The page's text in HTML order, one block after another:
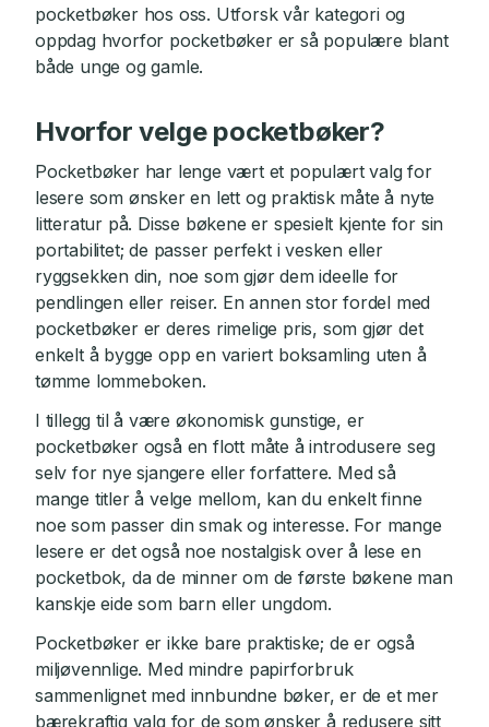
pocketbøker hos oss. Utforsk vår kategori og
oppdag hvorfor pocketbøker er så populære blant
både unge og gamle.
Hvorfor velge pocketbøker?
Pocketbøker har lenge vært et populært valg for
lesere som ønsker en lett og praktisk måte å nyte
litteratur på. Disse bøkene er spesielt kjente for sin
portabilitet; de passer perfekt i vesken eller
ryggsekken din, noe som gjør dem ideelle for
pendlingen eller reiser. En annen stor fordel med
pocketbøker er deres rimelige pris, som gjør det
enkelt å bygge opp en variert boksamling uten å
tømme lommeboken.
I tillegg til å være økonomisk gunstige, er
pocketbøker også en flott måte å introdusere seg
selv for nye sjangere eller forfattere. Med så
mange titler å velge mellom, kan du enkelt finne
noe som passer din smak og interesse. For mange
lesere er det også noe nostalgisk over å lese en
pocketbok, da de minner om de første bøkene man
kanskje eide som barn eller ungdom.
Pocketbøker er ikke bare praktiske; de er også
miljøvennlige. Med mindre papirforbruk
sammenlignet med innbundne bøker, er de et mer
bærekraftig valg for de som ønsker å redusere sitt